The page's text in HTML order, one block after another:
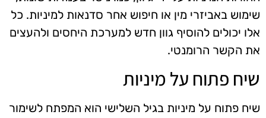
שימוש באביזרי מין או חיפוש אחר סדנאות למיניות. כל
אלו יכולים להוסיף גוון חדש למערכת היחסים ולהעצים
את הקשר הרומנטי.
שיח פתוח על מיניות
שיח פתוח על מיניות בגיל השלישי הוא המפתח לשימור